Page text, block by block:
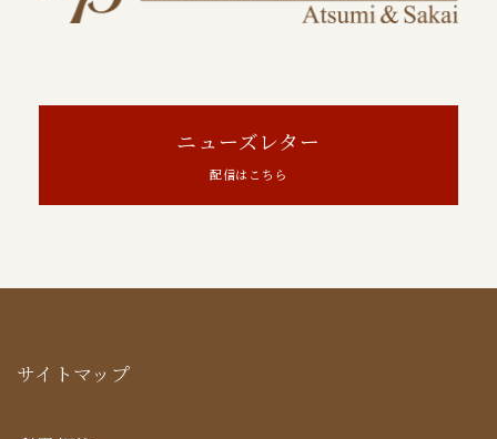
ニューズレター
配信はこちら
サイトマップ